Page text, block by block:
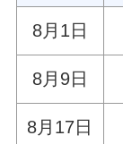
8月1日
8月9日
8月17日